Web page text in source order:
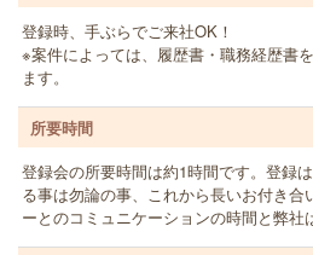
登録時、手ぶらでご来社OK！
※案件によっては、履歴書・職務経歴書
ます。
所要時間
登録会の所要時間は約1時間です。登録
る事は勿論の事、これから長いお付き合
ーとのコミュニケーションの時間と弊社